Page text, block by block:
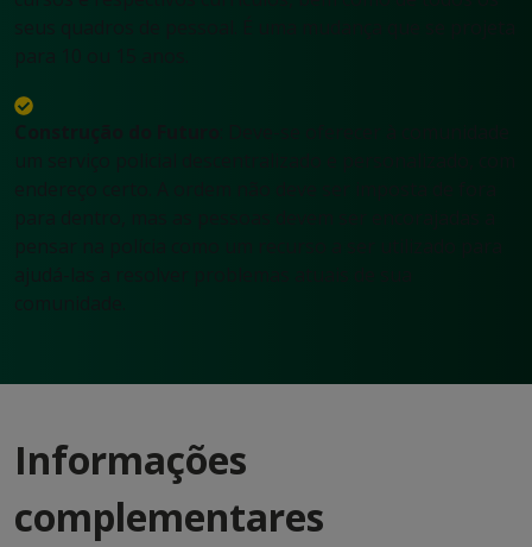
Informações
complementares